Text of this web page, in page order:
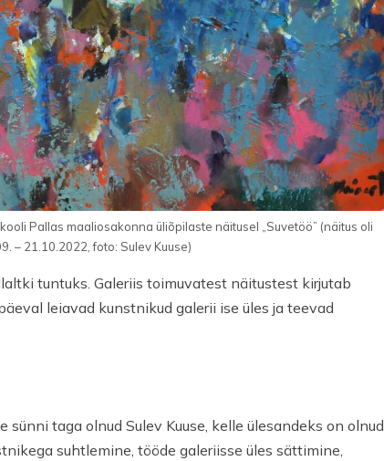
Pallas maaliosakonna üliõpilaste näitusel „Suvetöö” (näitus oli
– 21.10.2022, foto: Sulev Kuuse)
tuntuks. Galeriis toimuvatest näitustest kirjutab
leiavad kunstnikud galerii ise üles ja teevad
taga olnud Sulev Kuuse, kelle ülesandeks on olnud
suhtlemine, tööde galeriisse üles sättimine,